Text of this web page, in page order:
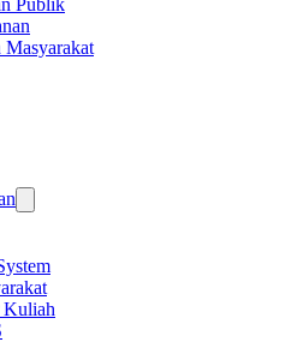
Publik
Masyarakat
Kuliah